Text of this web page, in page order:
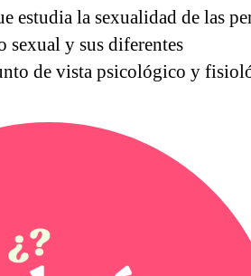
estudia la sexualidad de las
sexual y sus diferentes
de vista psicológico y